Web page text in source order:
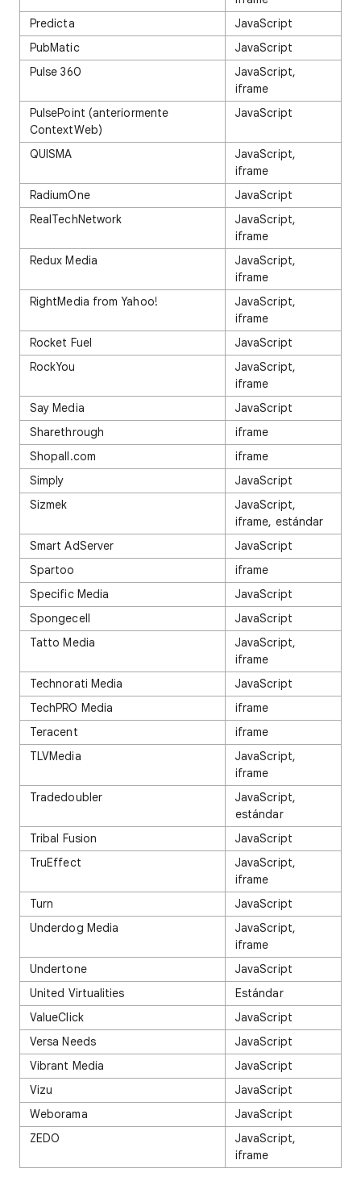
Predicta
JavaScript
PubMatic
JavaScript
Pulse 360
JavaScript,
iframe
PulsePoint (anteriormente
ContextWeb)
JavaScript
QUISMA
JavaScript,
iframe
RadiumOne
JavaScript
RealTechNetwork
JavaScript,
iframe
Redux Media
JavaScript,
iframe
RightMedia from Yahoo!
JavaScript,
iframe
Rocket Fuel
JavaScript
RockYou
JavaScript,
iframe
Say Media
JavaScript
Sharethrough
iframe
Shopall.com
iframe
Simply
JavaScript
Sizmek
JavaScript,
iframe, estándar
Smart AdServer
JavaScript
Spartoo
iframe
Specific Media
JavaScript
Spongecell
JavaScript
Tatto Media
JavaScript,
iframe
Technorati Media
JavaScript
TechPRO Media
iframe
Teracent
iframe
TLVMedia
JavaScript,
iframe
Tradedoubler
JavaScript,
estándar
Tribal Fusion
JavaScript
TruEffect
JavaScript,
iframe
Turn
JavaScript
Underdog Media
JavaScript,
iframe
Undertone
JavaScript
United Virtualities
Estándar
ValueClick
JavaScript
Versa Needs
JavaScript
Vibrant Media
JavaScript
Vizu
JavaScript
Weborama
JavaScript
ZEDO
JavaScript,
iframe